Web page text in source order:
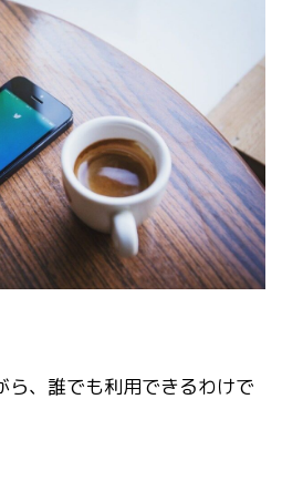
、誰でも利用できるわけで